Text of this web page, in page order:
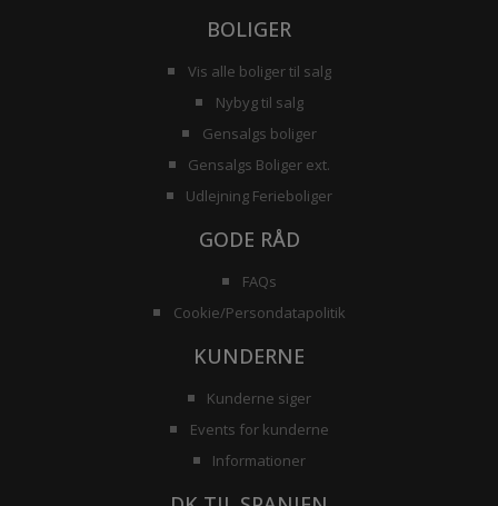
BOLIGER
Vis alle boliger til salg
Nybyg til salg
Gensalgs boliger
Gensalgs Boliger ext.
Udlejning Ferieboliger
GODE RÅD
FAQs
Cookie/Persondatapolitik
KUNDERNE
Kunderne siger
Events for kunderne
Informationer